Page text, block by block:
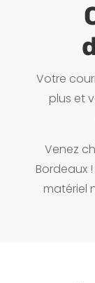
Votre
plus et
Venez
Bordeaux
matériel